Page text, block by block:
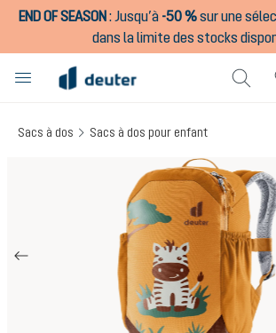
principal
END OF SEASON: Jusqu’à -50 %sur une
dans la limite des stocks
Sacs à dos Sacs à dos pour enfant